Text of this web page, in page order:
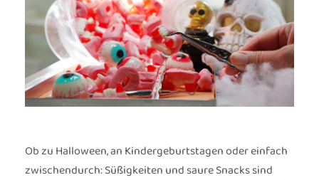
Ob zu Halloween, an Kindergeburtstagen oder einfach
zwischendurch: Süßigkeiten und saure Snacks sind